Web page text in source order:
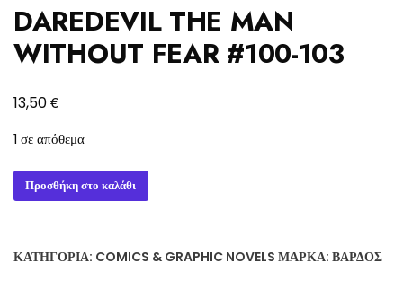
DAREDEVIL THE MAN
WITHOUT FEAR #100-103
13,50€
1 σε απόθεμα
DAREDEVIL
THE
FEAR
Προσθήκη στο καλάθι
ΚΑΤΗΓΟΡΊΑ: COMICS & GRAPHIC NOVELS ΜΆΡΚΑ: ΒΆΡΔΟΣ